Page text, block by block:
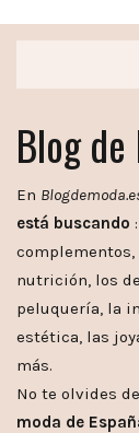
Blog de
En
está buscando
nutrición, los
peluquería, la
estética, las
más.
No te olvides
moda de